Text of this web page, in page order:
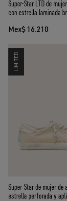
Super-Star LTD de
con estrella laminada
Mex$ 16.210
LIMITED
Super-Star de mujer de
estrella perforada y